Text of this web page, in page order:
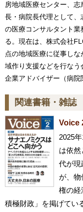
房地域医療センター、
長・病院長代理として
の医療コンサルタント
る。現在は、株式会社
点の地域医療に従事し
域作り支援などを行な
企業アドバイザー（病院
関連書籍・雑誌
Voice
2025
は依
代が現
が、
権の経
積極財政」を掲げてい